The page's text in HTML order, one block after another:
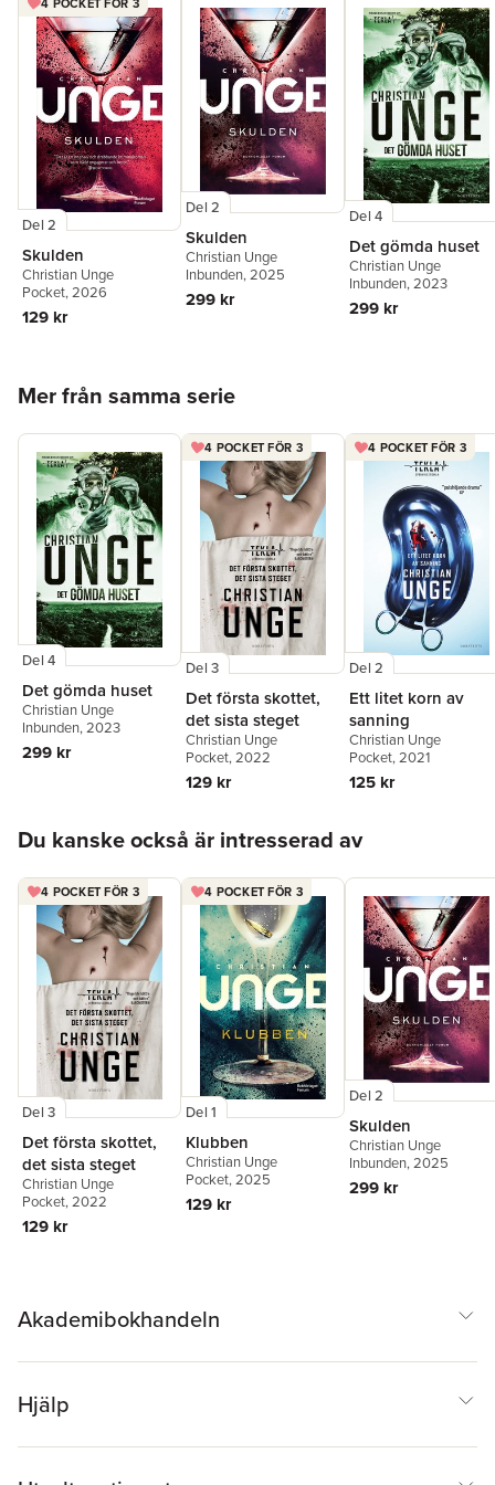
Del 2
Skulden
Christian Unge
Pocket, 2026
129 kr
Del 2
Skulden
Christian Unge
Inbunden, 2025
299 kr
Del 4
Det gömda huset
Christian Unge
Inbunden, 2023
299 kr
Mer från samma serie
Del 4
Det gömda huset
Christian Unge
Inbunden, 2023
299 kr
4 POCKET FÖR 3
Del 3
Det första skottet,
det sista steget
Christian Unge
Pocket, 2022
129 kr
4 POCKET FÖR 3
Del 2
Ett litet korn av
sanning
Christian Unge
Pocket, 2021
125 kr
Du kanske också är intresserad av
4 POCKET FÖR 3
Del 3
Det första skottet,
det sista steget
Christian Unge
Pocket, 2022
129 kr
4 POCKET FÖR 3
Del 1
Klubben
Christian Unge
Pocket, 2025
129 kr
Del 2
Skulden
Christian Unge
Inbunden, 2025
299 kr
Akademibokhandeln
Hjälp